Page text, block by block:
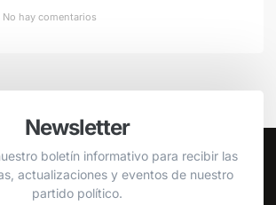
No hay comentarios
Newsletter
boletín informativo para recibir las
actualizaciones y eventos de nuestro
partido político.